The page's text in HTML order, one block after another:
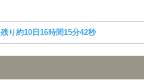
残り約10日16時間15分42秒